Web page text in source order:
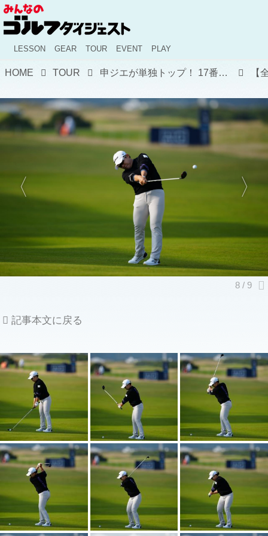
LESSON GEAR TOUR EVENT PLAY
HOME TOUR 申ジエが単独トップ！ 17番のスーパーショットは観客を虜に【全英女子オープン・3日目】
記事本文に戻る